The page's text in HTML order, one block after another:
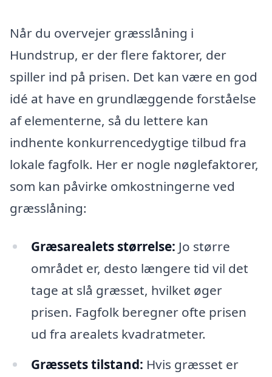
Når du overvejer græsslåning i
Hundstrup, er der flere faktorer, der
spiller ind på prisen. Det kan være en god
idé at have en grundlæggende forståelse
af elementerne, så du lettere kan
indhente konkurrencedygtige tilbud fra
lokale fagfolk. Her er nogle nøglefaktorer,
som kan påvirke omkostningerne ved
græsslåning:
Græsarealets størrelse: Jo større
området er, desto længere tid vil det
tage at slå græsset, hvilket øger
prisen. Fagfolk beregner ofte prisen
ud fra arealets kvadratmeter.
Græssets tilstand: Hvis græsset er